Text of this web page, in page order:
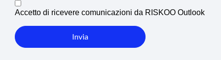
Accetto di ricevere comunicazioni da RISKOO Outlook
Invia